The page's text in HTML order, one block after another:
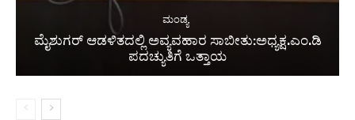
ಮಂಡ್ಯ
ಮೈಶುಗರ್ ಆಡಳಿತದಲ್ಲಿ ಅವ್ಯವಹಾರ ಸಾಬೀತು:ಅಧ್ಯಕ್ಷ.ಎಂ.ಡಿ
ಪದಚ್ಯುತಿಗೆ ಒತ್ತಾಯ